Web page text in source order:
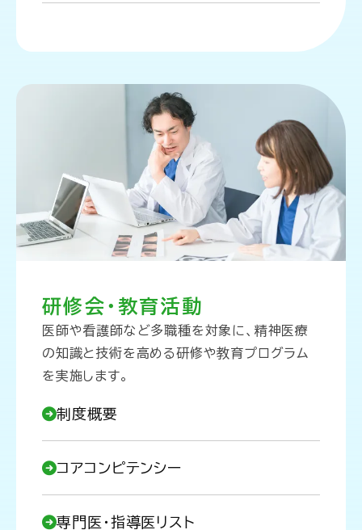
研修会・教育活動
医師や看護師など多職種を対象に、精神医療
の知識と技術を高める研修や教育プログラム
を実施します。
制度概要
コアコンピテンシー
専門医・指導医リスト